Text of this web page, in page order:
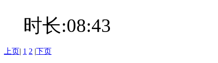
时长:08:43
上页| 1 2 |下页